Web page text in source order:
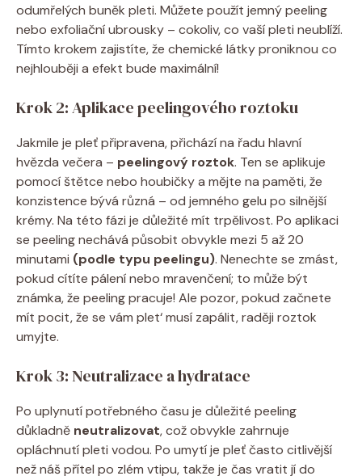
odumřelých buněk pleti. Můžete použít jemný peeling
nebo exfoliační ubrousky – cokoliv, co vaší pleti neublíží.
Tímto krokem zajistíte, že chemické látky proniknou co
nejhlouběji a efekt bude maximální!
Krok 2: Aplikace peelingového roztoku
Jakmile je pleť připravena, přichází na řadu hlavní
hvězda večera – peelingový roztok. Ten se aplikuje
pomocí štětce nebo houbičky a mějte na paměti, že
konzistence bývá různá – od jemného gelu po silnější
krémy. Na této fázi je důležité mít trpělivost. Po aplikaci
se peeling nechává působit obvykle mezi 5 až 20
minutami (podle typu peelingu). Nenechte se zmást,
pokud cítíte pálení nebo mravenčení; to může být
známka, že peeling pracuje! Ale pozor, pokud začnete
mít pocit, že se vám plet‘ musí zapálit, raději roztok
umyjte.
Krok 3: Neutralizace a hydratace
Po uplynutí potřebného času je důležité peeling
důkladně neutralizovat, což obvykle zahrnuje
opláchnutí pleti vodou. Po umytí je pleť často citlivější
než náš přítel po zlém vtipu, takže je čas vratit jí do